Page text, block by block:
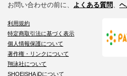
お問い合わせの前に、 よくある質問
利用規約
特定商取引法に基づく表示
個人情報保護について
著作権・リンクについて
翔泳社について
SHOEISHA iDについて